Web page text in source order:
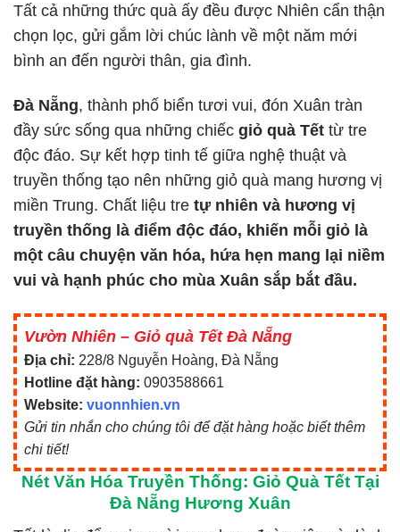
Tất cả những thức quà ấy đều được Nhiên cẩn thận
chọn lọc, gửi gắm lời chúc lành về một năm mới
bình an đến người thân, gia đình.
Đà Nẵng, thành phố biển tươi vui, đón Xuân tràn
đầy sức sống qua những chiếc giỏ quà Tết từ tre
độc đáo. Sự kết hợp tinh tế giữa nghệ thuật và
truyền thống tạo nên những giỏ quà mang hương vị
miền Trung. Chất liệu tre tự nhiên và hương vị
truyền thống là điểm độc đáo, khiến mỗi giỏ là
một câu chuyện văn hóa, hứa hẹn mang lại niềm
vui và hạnh phúc cho mùa Xuân sắp bắt đầu.
Vườn Nhiên – Giỏ quà Tết Đà Nẵng
Địa chỉ: 228/8 Nguyễn Hoàng, Đà Nẵng
Hotline đặt hàng: 0903588661
Website: vuonnhien.vn
Gửi tin nhắn cho chúng tôi để đặt hàng hoặc biết thêm
chi tiết!
Nét Văn Hóa Truyền Thống: Giỏ Quà Tết Tại
Đà Nẵng Hương Xuân